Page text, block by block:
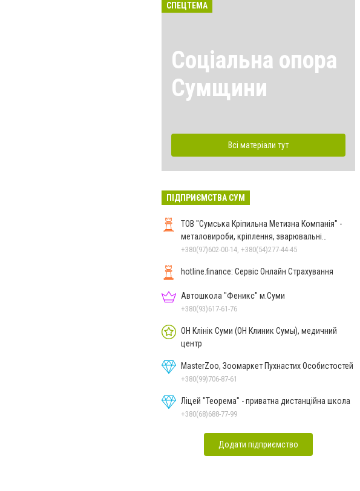
СПЕЦТЕМА
Соціальна опора
Сумщини
Всі матеріали тут
ПІДПРИЄМСТВА СУМ
ТОВ "Сумська Кріпильна Метизна Компанія" -
металовироби, кріплення, зварювальні
електроди у м.Суми
+380(97)602-00-14, +380(54)277-44-45
hotline.finance: Сервіс Онлайн Страхування
Автошкола "Феникс" м.Суми
+380(93)617-61-76
ОН Клінік Суми (ОН Клиник Сумы), медичний
центр
MasterZoo, Зоомаркет Пухнастих Особистостей
+380(99)706-87-61
Ліцей "Теорема" - приватна дистанційна школа
+380(68)688-77-99
Додати підприємство